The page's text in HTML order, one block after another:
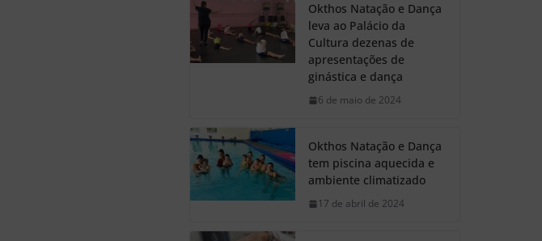
Okthos Natação e Dança
leva ao Palácio da
Cultura dezenas de
apresentações de
ginástica e dança
6 de maio de 2024
Okthos Natação e Dança
tem piscina aquecida e
ambiente climatizado
17 de abril de 2024